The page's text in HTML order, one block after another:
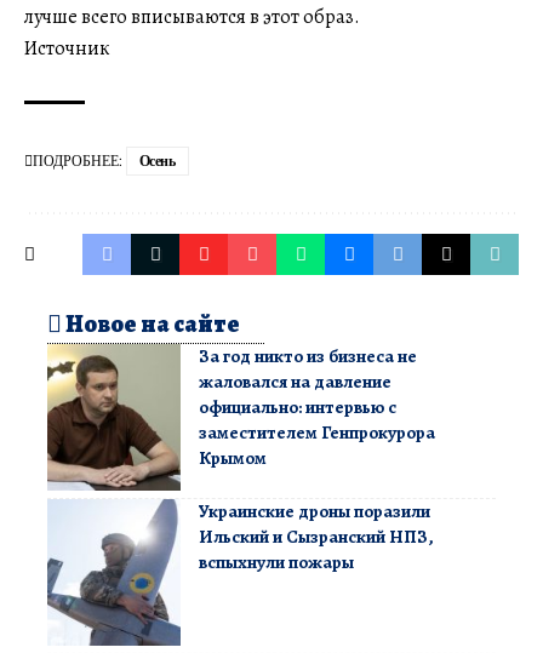
лучше всего вписываются в этот образ.
Источник
ПОДРОБНЕЕ: Осень
Новое на сайте
За год никто из бизнеса не
жаловался на давление
официально: интервью с
заместителем Генпрокурора
Крымом
Украинские дроны поразили
Ильский и Сызранский НПЗ,
вспыхнули пожары